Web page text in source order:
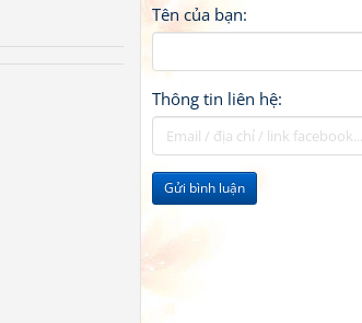
Tên của bạn:
Thông tin liên hệ:
Gửi bình luận